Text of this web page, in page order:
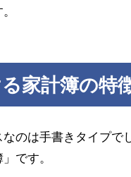
家計簿の特
のは手書きタイプで
です。